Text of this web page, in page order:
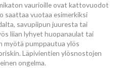
vaurioille ovat kattovuodot
saattaa vuotaa esimerkiksi
savupiipun juuresta tai
liian lyhyet huopanaulat tai
myötä pumppautua ylös
Läpivientien ylösnostojen
ongelma.